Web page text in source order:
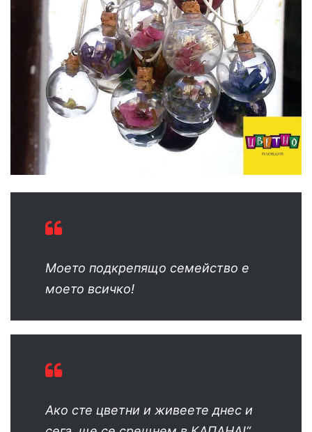
Моето подкрепящо семейство е
моето всичко!
Ако сте цветни и живеете днес и